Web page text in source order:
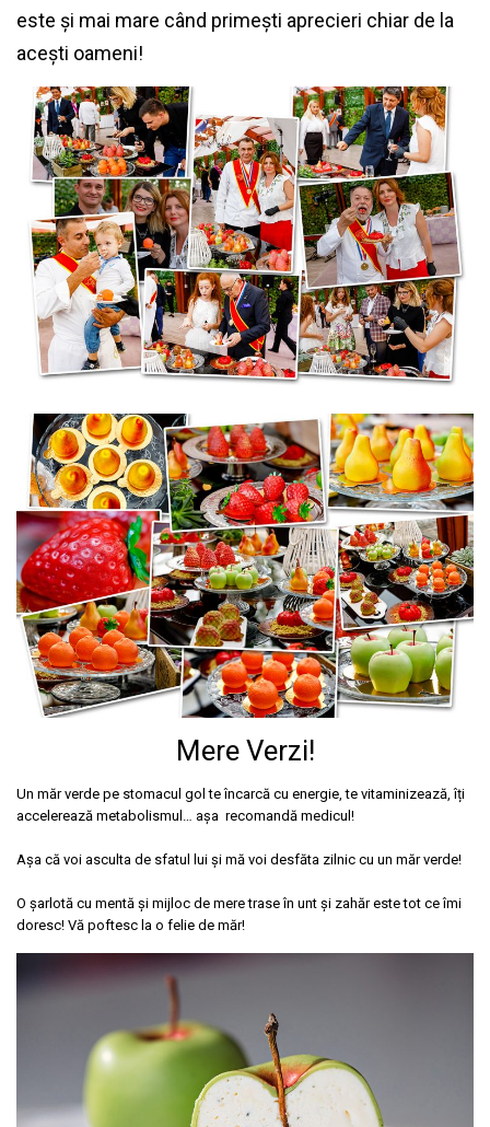
este și mai mare când primești aprecieri chiar de la
acești oameni!
Mere Verzi!
Un măr verde pe stomacul gol te încarcă cu energie, te vitaminizează, îți
accelerează metabolismul… așa recomandă medicul!
Așa că voi asculta de sfatul lui și mă voi desfăta zilnic cu un măr verde!
O șarlotă cu mentă și mijloc de mere trase în unt și zahăr este tot ce îmi
doresc! Vă poftesc la o felie de măr!